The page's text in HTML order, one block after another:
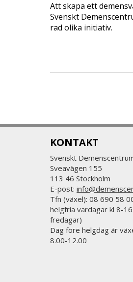
Att skapa ett
Svenskt
rad olika initiativ.
KONTAKT
Svenskt
Sveavägen 155
113 46 Stockholm
E-post:
Tfn (växel): 08 690 58
helgfria vardagar kl 8-
fredagar)
Dag före helgdag är
8.00-12.00